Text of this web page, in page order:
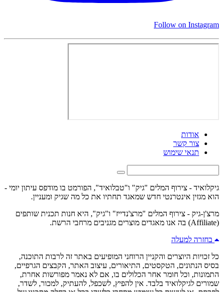
Follow on Instagram
אודות
צור קשר
תנאי שימוש
גיקלואיד - צירוף המלים "גיק" ו"טבלואיד", הפורמט בו מודפס עיתון יומי -
הוא מגזין אינטרנטי חדש שמאגד תחתיו את כל מה שגיק ומעניין.
מרצ'ן-גיק - צירוף המלים "מרצ'נדייז" ו"גיק", היא חנות תכנית שותפים
(Affiliate) בה אנו מאגדים מוצרים מגניבים מרחבי הרשת.
בחזרה למעלה
כל זכויות היוצרים והקניין הרוחני המופיעים באתר זה לרבות התוכנה,
בסיס הנתונים, הטקסטים, התיאורים, עיצוב האתר, הקבצים הגרפיים,
התמונות, וכל חומר אחר הכלולים בו, אם לא נאמר מפורשות אחרת,
שמורים לגיקלואיד בלבד. אין להפיץ, לשכפל, להעתיק, למכור, לשדר,